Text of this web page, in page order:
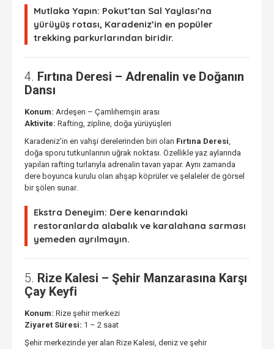
Mutlaka Yapın: Pokut’tan Sal Yaylası’na
yürüyüş rotası, Karadeniz’in en popüler
trekking parkurlarından biridir.
4. Fırtına Deresi – Adrenalin ve Doğanın
Dansı
Konum: Ardeşen – Çamlıhemşin arası
Aktivite: Rafting, zipline, doğa yürüyüşleri
Karadeniz’in en vahşi derelerinden biri olan Fırtına Deresi,
doğa sporu tutkunlarının uğrak noktası. Özellikle yaz aylarında
yapılan rafting turlarıyla adrenalin tavan yapar. Aynı zamanda
dere boyunca kurulu olan ahşap köprüler ve şelaleler de görsel
bir şölen sunar.
Ekstra Deneyim: Dere kenarındaki
restoranlarda alabalık ve karalahana sarması
yemeden ayrılmayın.
5. Rize Kalesi – Şehir Manzarasına Karşı
Çay Keyfi
Konum: Rize şehir merkezi
Ziyaret Süresi: 1 – 2 saat
Şehir merkezinde yer alan Rize Kalesi, deniz ve şehir